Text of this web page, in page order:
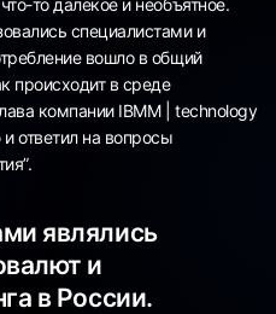
то далекое и необъятное.
специалистами и
вошло в общий
происходит в среде
компании IBMM | technology
ответил на вопросы
являлись
и
в России.